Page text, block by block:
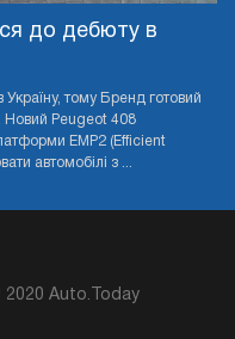
до дебюту в
тому Бренд готовий
Новий Peugeot 408
EMP2 (Efficient
автомобілі з ...
Auto.Today